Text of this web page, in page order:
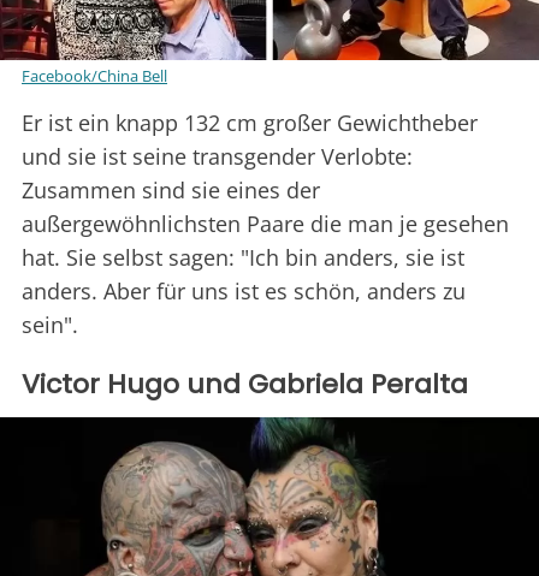
Facebook/China Bell
Er ist ein knapp 132 cm großer Gewichtheber
und sie ist seine transgender Verlobte:
Zusammen sind sie eines der
außergewöhnlichsten Paare die man je gesehen
hat. Sie selbst sagen: "Ich bin anders, sie ist
anders. Aber für uns ist es schön, anders zu
sein".
Victor Hugo und Gabriela Peralta